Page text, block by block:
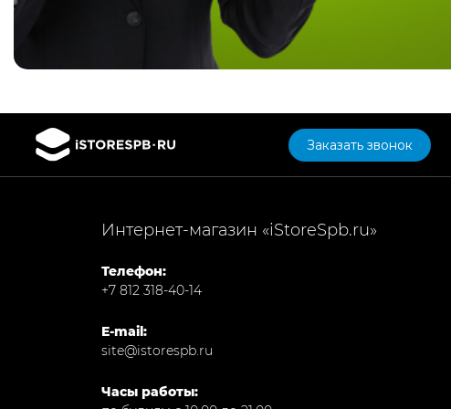
Заказать звонок
Интернет-магазин «iStoreSpb.ru»
Телефон:
+7 812 318-40-14
E-mail:
site@istorespb.ru
Часы работы: